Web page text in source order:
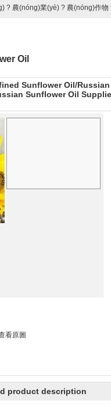
? 農(nóng)業(yè) ? 農(nóng)作物
Oil
Sunflower Oil/
Sunflower Oil
看原圖
product description